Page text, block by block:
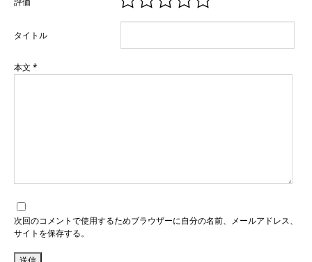
タイトル
本文 *
次回のコメントで使用するためブラウザーに自分の名前、メールアドレス、
サイトを保存する。